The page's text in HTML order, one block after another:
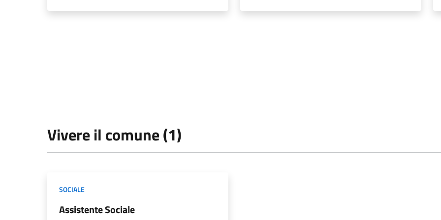
Vivere il comune (1)
SOCIALE
Assistente Sociale